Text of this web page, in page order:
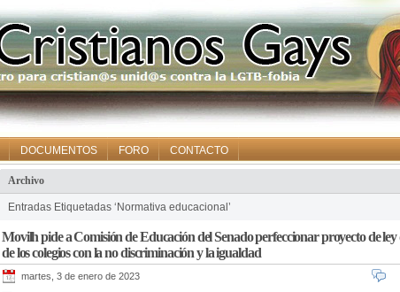
DOCUMENTOS FORO CONTACTO
Archivo
Entradas Etiquetadas ‘Normativa educacional’
Movilh pide a Comisión de Educación del Senado perfeccionar proyecto de
de los colegios con la no discriminación y la igualdad
martes, 3 de enero de 2023